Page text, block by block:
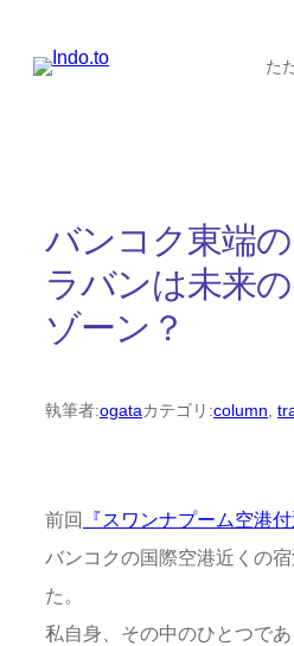
た
バンコク東端
ラバンは未来
ゾーン？
執筆者:ogataカテゴリ:column,
前回 『スワンナプーム空港
バンコクの国際空港近くの
た。
私自身、その中のひとつであ